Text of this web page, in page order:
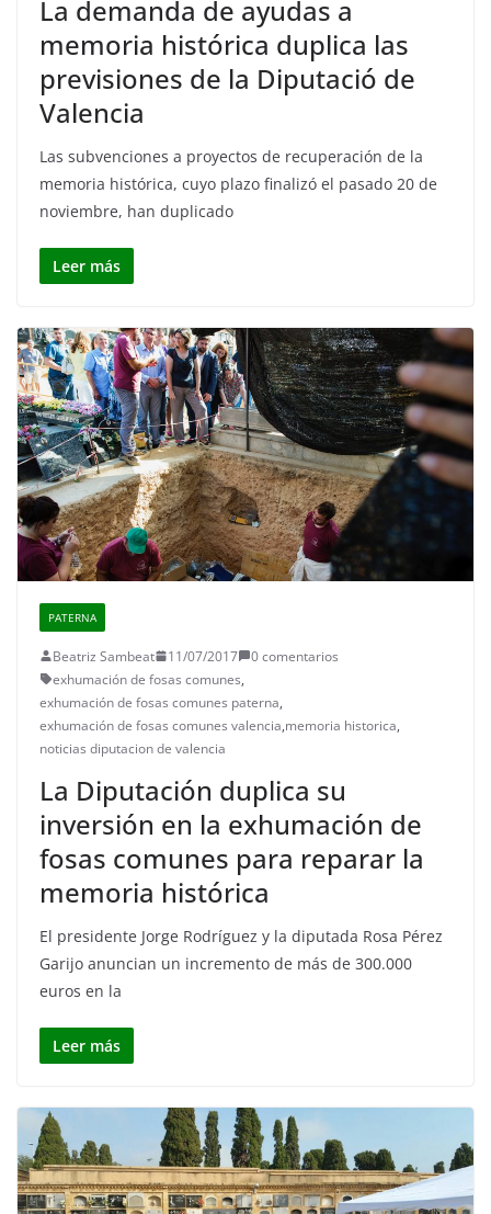
La demanda de ayudas a
memoria histórica duplica las
previsiones de la Diputació de
Valencia
Las subvenciones a proyectos de recuperación de la
memoria histórica, cuyo plazo finalizó el pasado 20 de
noviembre, han duplicado
Leer más
PATERNA
Beatriz Sambeat 11/07/2017
0 comentarios
exhumación de fosas comunes,
exhumación de fosas comunes paterna,
exhumación de fosas comunes valencia,memoria historica,
noticias diputacion de valencia
La Diputación duplica su
inversión en la exhumación de
fosas comunes para reparar la
memoria histórica
El presidente Jorge Rodríguez y la diputada Rosa Pérez
Garijo anuncian un incremento de más de 300.000
euros en la
Leer más